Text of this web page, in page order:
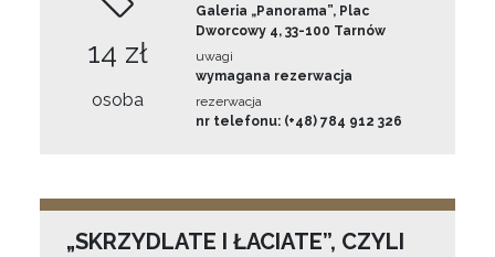
14 zł
osoba
Galeria „Panorama”, Plac
Dworcowy 4, 33-100 Tarnów
uwagi
wymagana rezerwacja
rezerwacja
nr telefonu: (+48) 784 912 326
„SKRZYDLATE I ŁACIATE”, CZYLI